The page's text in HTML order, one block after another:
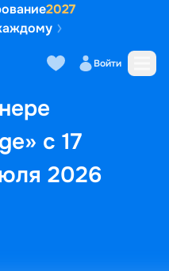
2027
Войти
с 17
2026
Маршрут и